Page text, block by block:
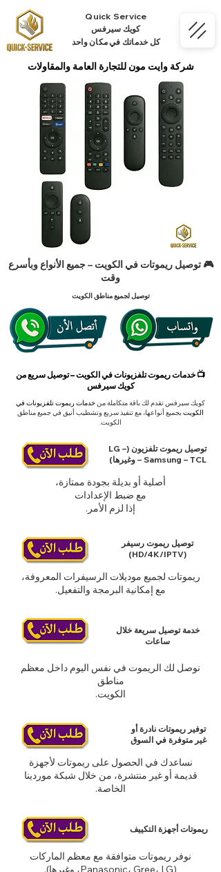
Quick Service
كويك سيرفس
كل خدماتك في مكان واحد
شركة وايت مون للتجارة العامة والمقاولات
🎮 توصيل ريموتات في الكويت – جميع الأنواع وبأسرع
وقت
توصيل لجميع مناطق الكويت
📺 خدمات ريموت تلفزيونات في الكويت – توصيل سريع من
كويك سيرفس
كويك سيرفس تقدم لك باقة متكاملة منخدمات ريموت تلفزيونات في
الكويت بجميع أنواعها، مع تنفيذ سريع وتشطيب أنيق في جميع مناطق
الكويت.
توصيل ريموت تلفزيون (LG –
Samsung – TCL – وغيرها)
أصلية أو بديلة بجودة ممتازة،
مع ضبط الإعدادات
إذا لزم الأمر.
توصيل ريموت رسيفر
(HD/4K/IPTV)
ريموتات لجميع موديلات الرسيفرات المعروفة،
مع إمكانية البرمجة والتفعيل.
خدمة توصيل سريعة خلال
ساعات
نوصل لك الريموت في نفس اليوم داخل معظم
مناطق
الكويت.
توفير ريموتات نادرة أو
غير متوفرة في السوق
نساعدك في الحصول على ريموتات لأجهزة
قديمة أو غير منتشرة، من خلال شبكة موردينا
الخاصة.
ريموتات أجهزة التكييف
نوفر ريموتات متوافقة مع معظم الماركات
(Panasonic، Gree، LG، وغيرها).